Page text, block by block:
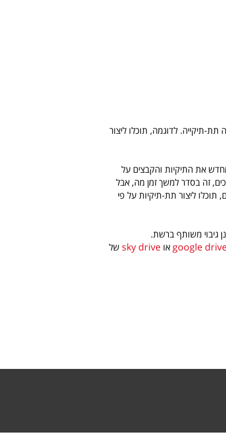
תיקייה. לדוגמה, תוכלו ליצור
את התיקיות והקבצים על
זה בסדר למשך זמן מה, אבל
ליצור תת-תיקיות על פי
גיבוי משותף ברשת.
google או sky drive של